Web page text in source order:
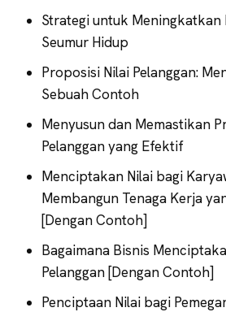
Strategi untuk Meningkatkan
Seumur Hidup
Proposisi Nilai Pelanggan:
Sebuah Contoh
Menyusun dan Memastikan
Pelanggan yang Efektif
Menciptakan Nilai bagi
Membangun Tenaga Kerja
[Dengan Contoh]
Bagaimana Bisnis
Pelanggan [Dengan Contoh]
Penciptaan Nilai bagi